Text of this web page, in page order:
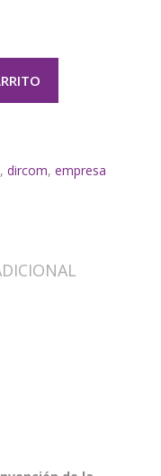
, dircom, empresa